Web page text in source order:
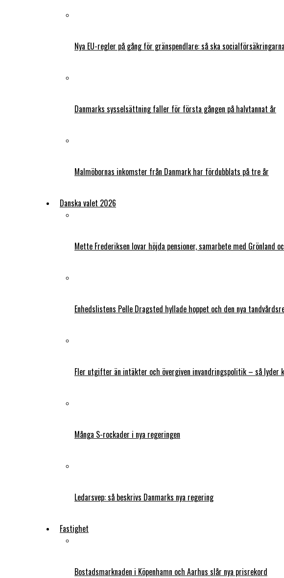
Nya EU-regler på gång för gränspendlare: så ska
Danmarks sysselsättning faller för första gången på halvtannat år
Malmöbornas inkomster från Danmark har fördubblats på tre år
Danska valet 2026
Mette Frederiksen lovar höjda pensioner, samarbete med Grönland
Enhedslistens Pelle Dragsted hyllade hoppet och den nya
Fler utgifter än intäkter och övergiven invandringspolitik – så
Många S-rockader i nya regeringen
Ledarsvep: så beskrivs Danmarks nya regering
Fastighet
Bostadsmarknaden i Köpenhamn och Aarhus slår nya prisrekord